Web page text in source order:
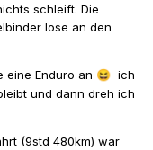
schleift. Die
lose an den
eine Enduro an 😆 ich
und dann dreh ich
(9std 480km) war